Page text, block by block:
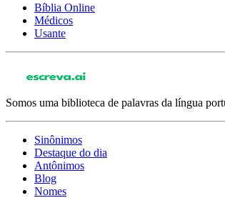
Bíblia Online
Médicos
Usante
Somos uma biblioteca de palavras da língua
Sinônimos
Destaque do dia
Antônimos
Blog
Nomes